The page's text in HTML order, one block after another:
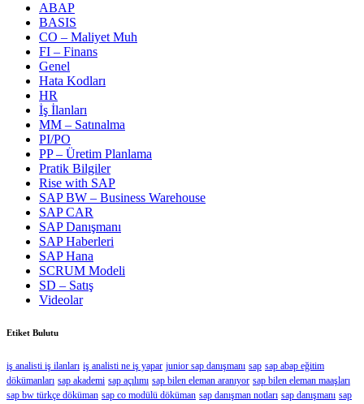
ABAP
BASIS
CO – Maliyet Muh
FI – Finans
Genel
Hata Kodları
HR
İş İlanları
MM – Satınalma
PI/PO
PP – Üretim Planlama
Pratik Bilgiler
Rise with SAP
SAP BW – Business Warehouse
SAP CAR
SAP Danışmanı
SAP Haberleri
SAP Hana
SCRUM Modeli
SD – Satış
Videolar
Etiket Bulutu
iş analisti iş ilanları iş analisti ne iş yapar junior sap danışmanı sap sap abap eğitim
dökümanları sap akademi sap açılımı sap bilen eleman aranıyor sap bilen eleman maaşları
sap bw türkçe döküman sap co modülü döküman sap danışman notları sap danışmanı sap